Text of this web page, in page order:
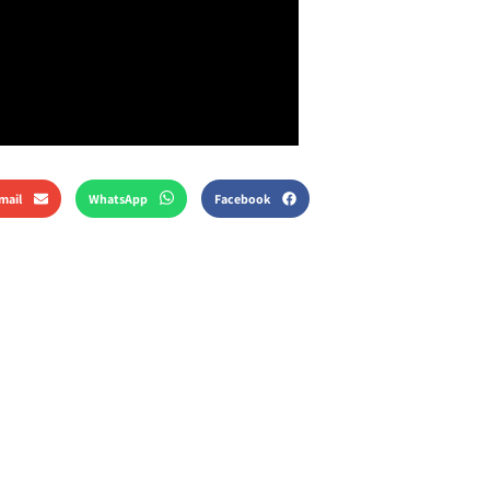
Facebook
WhatsApp